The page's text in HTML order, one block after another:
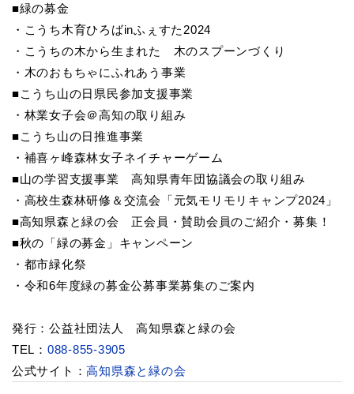
■緑の募金
・こうち木育ひろばinふぇすた2024
・こうちの木から生まれた 木のスプーンづくり
・木のおもちゃにふれあう事業
■こうち山の日県民参加支援事業
・林業女子会＠高知の取り組み
■こうち山の日推進事業
・補喜ヶ峰森林女子ネイチャーゲーム
■山の学習支援事業 高知県青年団協議会の取り組み
・高校生森林研修＆交流会「元気モリモリキャンプ2024」
■高知県森と緑の会 正会員・賛助会員のご紹介・募集！
■秋の「緑の募金」キャンペーン
・都市緑化祭
・令和6年度緑の募金公募事業募集のご案内
発行：公益社団法人 高知県森と緑の会
TEL： 088-855-3905
公式サイト：高知県森と緑の会